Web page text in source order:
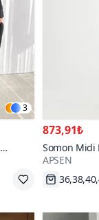
3
873,91₺
Somon Midi
Detaylı
Elbise
APSEN
Hızlı